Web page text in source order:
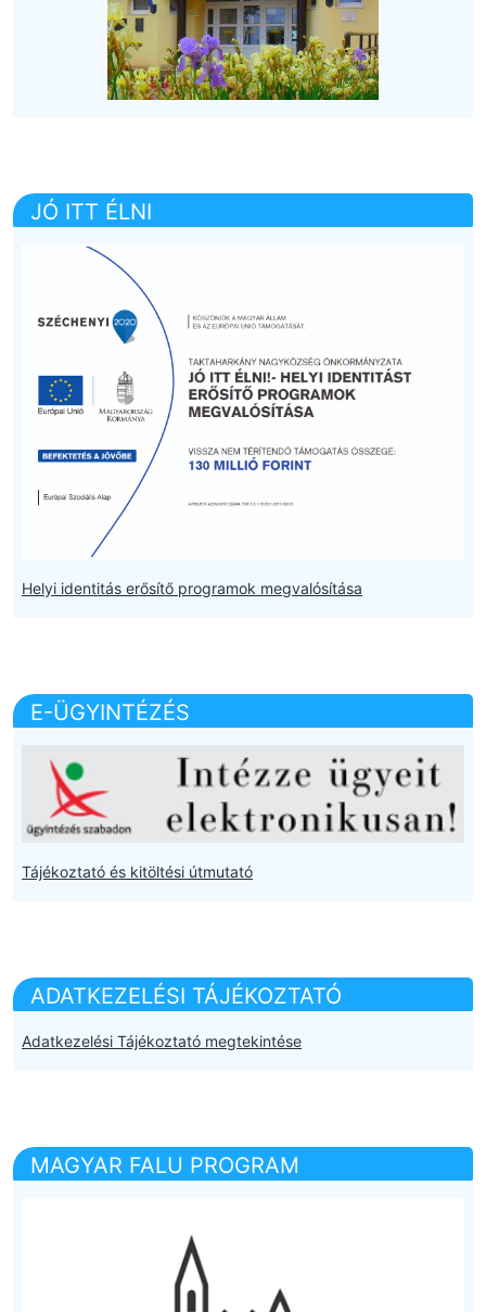
JÓ ITT ÉLNI
Helyi identitás erősítő programok megvalósítása
E-ÜGYINTÉZÉS
Tájékoztató és kitöltési útmutató
ADATKEZELÉSI TÁJÉKOZTATÓ
Adatkezelési Tájékoztató megtekintése
MAGYAR FALU PROGRAM